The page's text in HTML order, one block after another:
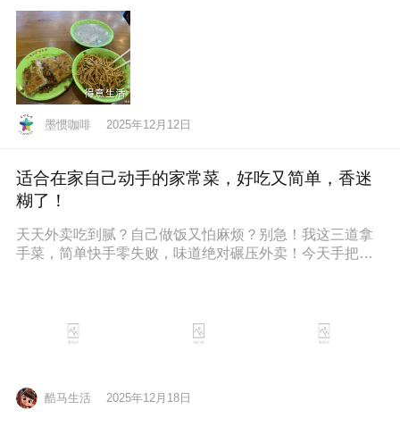
墨惯咖啡 2025年12月12日
适合在家自己动手的家常菜，好吃又简单，香迷
糊了！
天天外卖吃到腻？自己做饭又怕麻烦？别急！我这三道拿
手菜，简单快手零失败，味道绝对碾压外卖！今天手把手
酷马生活 2025年12月18日